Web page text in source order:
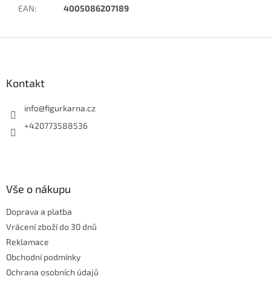
EAN: 4005086207189
Kontakt
info@figurkarna.cz
+420773588536
Vše o nákupu
Doprava a platba
Vrácení zboží do 30 dnů
Reklamace
Obchodní podmínky
Ochrana osobních údajů